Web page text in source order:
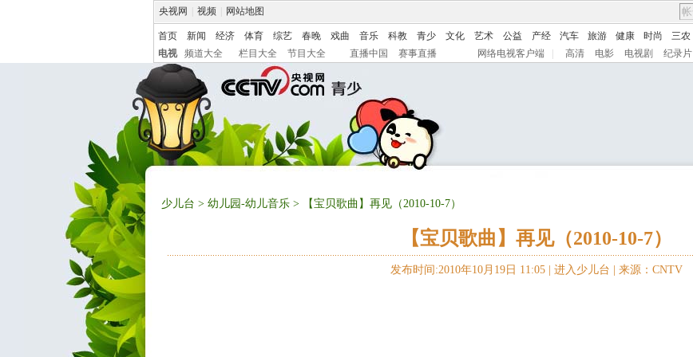
央视网 视频 网站地图
首页 新闻 经济 体育 综艺 春晚 戏曲 音乐 科教 青少 文化 艺术 公益 产经 汽车 旅游 健康 时尚 三农
电视
频道大全 栏目大全 节目大全 直播中国 赛事直播 网络电视客户端 高清 电影 电视剧 纪录片
少儿台 > 幼儿园-幼儿音乐 > 【宝贝歌曲】再见（2010-10-7）
【宝贝歌曲】再见（2010-10-7）
发布时间:2010年10月19日 11:05 | 进入少儿台 来源：CNTV